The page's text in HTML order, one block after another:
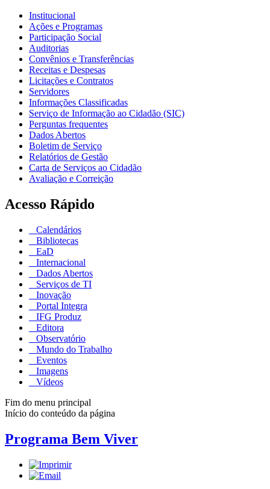
Institucional
Ações e Programas
Participação Social
Auditorias
Convênios e Transferências
Receitas e Despesas
Licitações e Contratos
Servidores
Informações Classificadas
Serviço de Informação ao Cidadão (SIC)
Perguntas frequentes
Dados Abertos
Boletim de Serviço
Relatórios de Gestão
Carta de Serviços ao Cidadão
Avaliação e Correição
Acesso Rápido
Calendários
Bibliotecas
EaD
Internacional
Dados Abertos
Serviços de TI
Inovação
Portal Integra
IFG Produz
Editora
Observatório
Mundo do Trabalho
Eventos
Imagens
Vídeos
Fim do menu principal
Início do conteúdo da página
Programa Bem Viver